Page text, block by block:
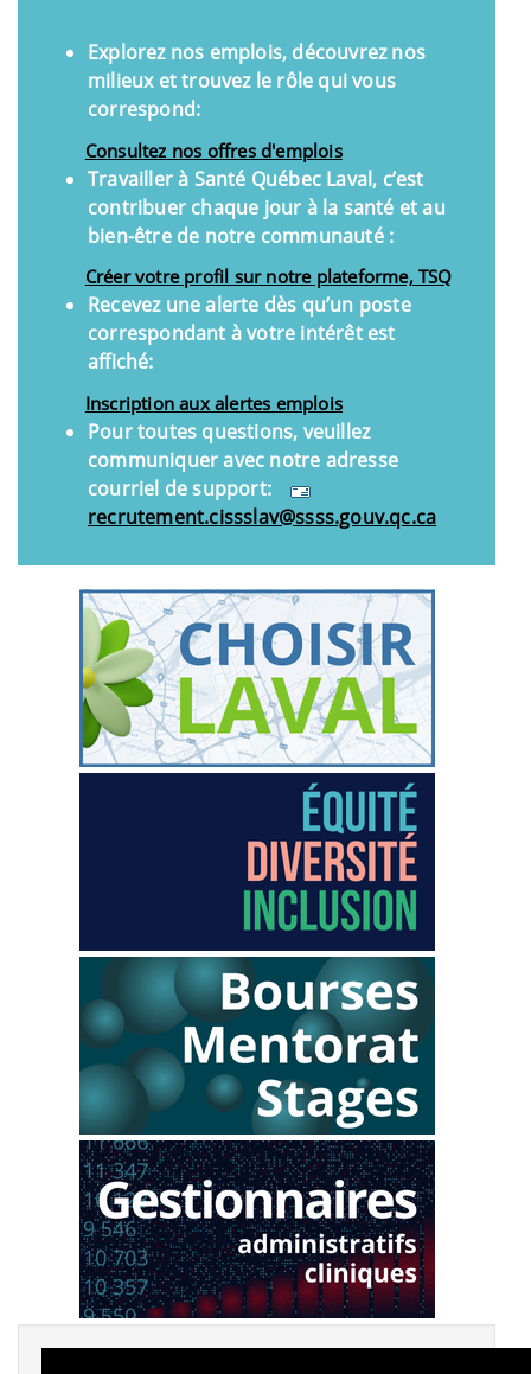
Explorez nos emplois, découvrez nos
milieux et trouvez le rôle qui vous
correspond:
Consultez nos offres d'emplois
Travailler à Santé Québec Laval, c’est
contribuer chaque jour à la santé et au
bien-être de notre communauté :
Créer votre profil sur notre plateforme, TSQ
Recevez une alerte dès qu’un poste
correspondant à votre intérêt est
affiché:
Inscription aux alertes emplois
Pour toutes questions, veuillez
communiquer avec notre adresse
courriel de support:
recrutement.cissslav@ssss.gouv.qc.ca